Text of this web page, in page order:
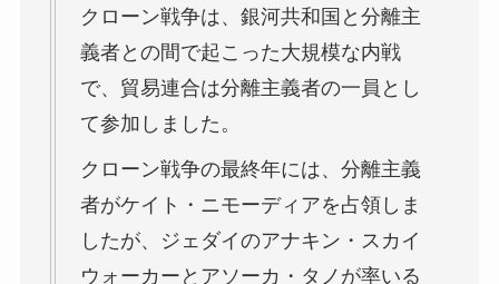
クローン戦争は、銀河共和国と分離主
義者との間で起こった大規模な内戦
で、貿易連合は分離主義者の一員とし
て参加しました。
クローン戦争の最終年には、分離主義
者がケイト・ニモーディアを占領しま
したが、ジェダイのアナキン・スカイ
ウォーカーとアソーカ・タノが率いる